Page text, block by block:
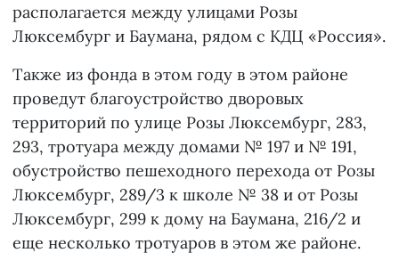
располагается между улицами Розы
Люксембург и Баумана, рядом с КДЦ «Россия».
Также из фонда в этом году в этом районе
проведут благоустройство дворовых
территорий по улице Розы Люксембург, 283,
293, тротуара между домами № 197 и № 191,
обустройство пешеходного перехода от Розы
Люксембург, 289/3 к школе № 38 и от Розы
Люксембург, 299 к дому на Баумана, 216/2 и
еще несколько тротуаров в этом же районе.